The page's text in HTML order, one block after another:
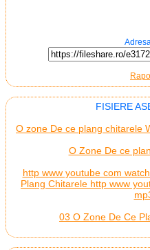
FISIERE
O zone De ce plang chitarele
O Zone De ce
http www youtube com
Plang Chitarele http www
03 O Zone De Ce